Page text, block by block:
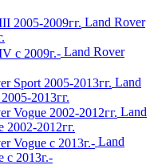
Land Rover
Land Rover
Land
2013гг.
Land
2002-2012гг.
Land
с 2013г.-